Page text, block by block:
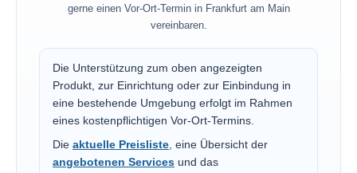
gerne einen Vor-Ort-Termin in Frankfurt am Main
vereinbaren.
Die Unterstützung zum oben angezeigten
Produkt, zur Einrichtung oder zur Einbindung in
eine bestehende Umgebung erfolgt im Rahmen
eines kostenpflichtigen Vor-Ort-Termins.
Die aktuelle Preisliste, eine Übersicht der
angebotenen Services und das